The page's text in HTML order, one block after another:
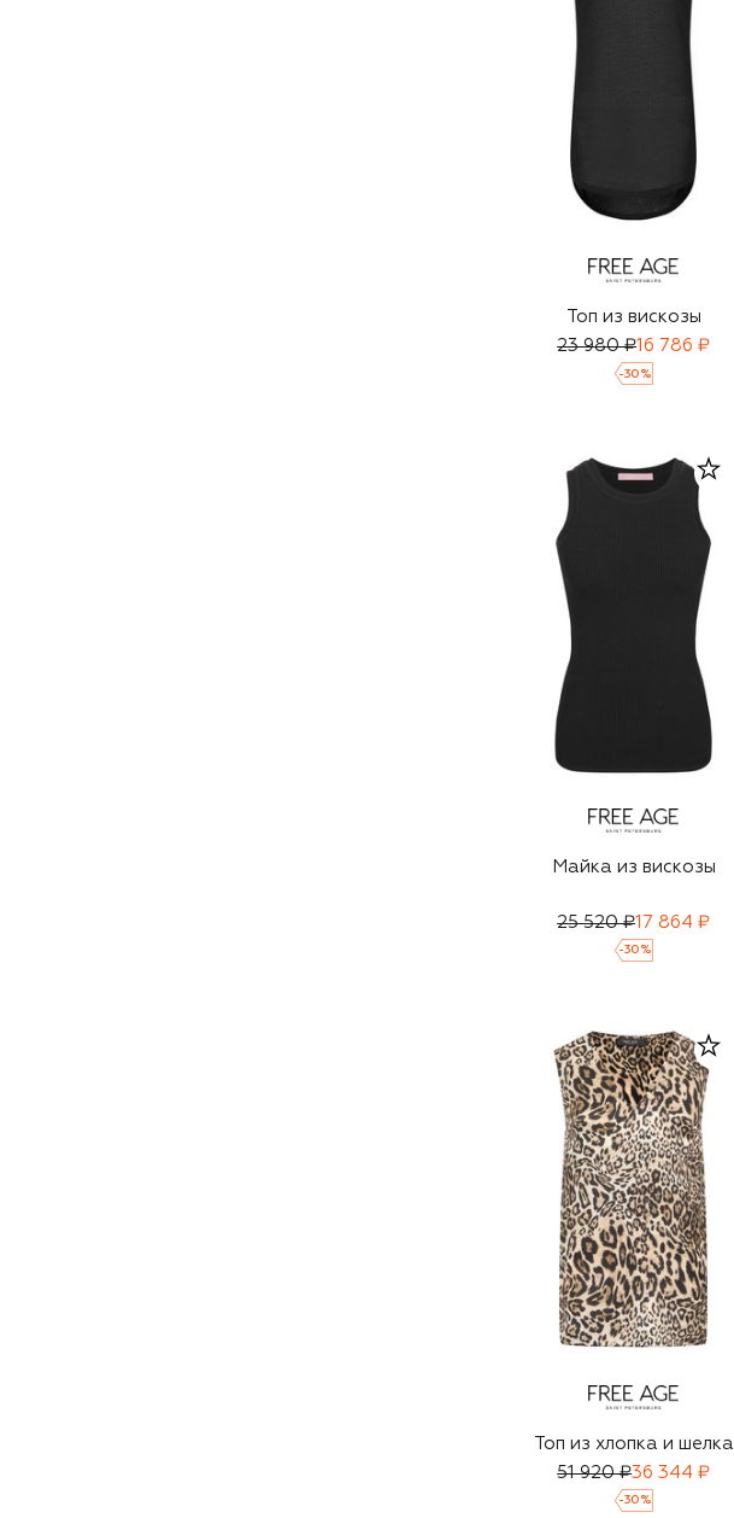
Топ из вискозы
23 980 ₽16 786 ₽
-30 %
Майка из вискозы
25 520 ₽17 864 ₽
-30 %
Топ из хлопка и шелка
51 920 ₽36 344 ₽
-30 %